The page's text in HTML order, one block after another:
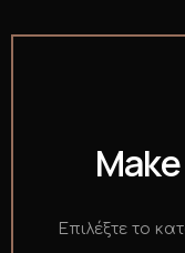
Επιλέξτε το